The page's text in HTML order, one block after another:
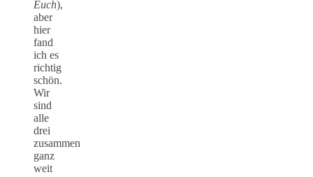
Euch),
aber
hier
fand
ich es
richtig
schön.
Wir
sind
alle
drei
zusammen
ganz
weit